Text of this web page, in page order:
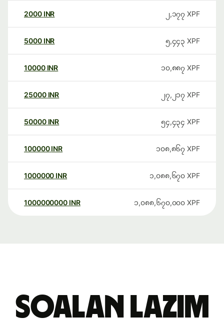
2000 INR ၂,၁၇၇ XPF
5000 INR ၅,၄၄၃ XPF
10000 INR ၁၀,၈၈၇ XPF
25000 INR ၂၇,၂၁၇ XPF
50000 INR ၅၄,၄၃၄ XPF
100000 INR ၁၀၈,၈၆၇ XPF
1000000 INR ၁,၀၈၈,၆၇၀ XPF
1000000000 INR ၁,၀၈၈,၆၇၀,၀၀၀ XPF
Soalan Lazim